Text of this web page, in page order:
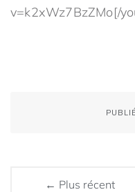
v=k2xWz7BzZMo[/
← Plus récent